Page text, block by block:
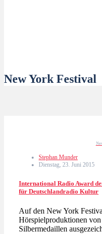
New York Festival
Stephan Munder
Dienstag, 23. Juni 2015
International Radio Award
für Deutschlandradio Kultur
Auf den New York
Hörspielproduktionen
Silbermedaillen